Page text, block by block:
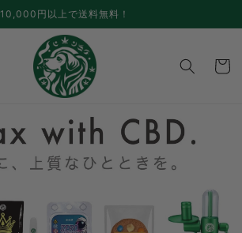
10,000円以上で送料無料！
ー